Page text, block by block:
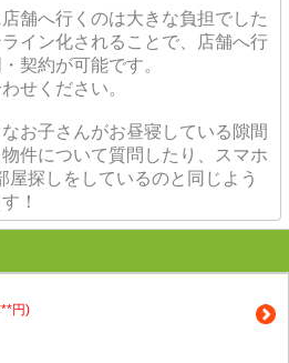
舗へ行くのは大きな負担でした
イン化されることで、店舗へ行
契約が可能です。
せください。
お子さんがお昼寝している隙間
件について質問したり、スマホ
探しをしているのと同じよう
！
円)